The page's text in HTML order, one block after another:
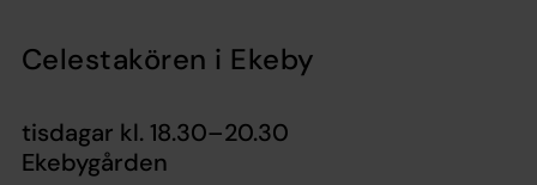
Celestakören i Ekeby
tisdagar kl. 18.30–20.30
Ekebygården